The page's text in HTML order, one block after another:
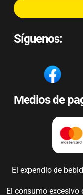
Síguenos:
Medios de
El expendio de
El consumo